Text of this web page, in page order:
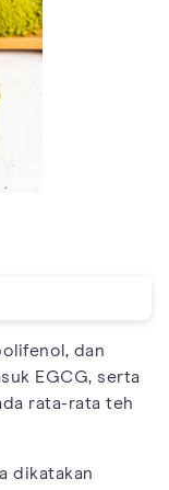
dan
EGCG, serta
rata-rata teh
dikatakan